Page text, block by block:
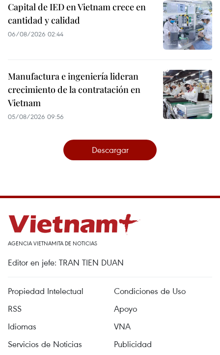
Capital de IED en Vietnam crece en
cantidad y calidad
06/08/2026 02:44
Manufactura e ingeniería lideran
crecimiento de la contratación en
Vietnam
05/08/2026 09:56
Descargar
AGENCIA VIETNAMITA DE NOTICIAS
Editor en jefe: TRAN TIEN DUAN
Propiedad Intelectual
Condiciones de Uso
RSS
Apoyo
Idiomas
VNA
Servicios de Noticias
Publicidad